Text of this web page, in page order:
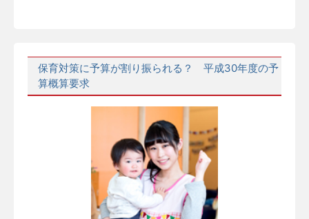
保育対策に予算が割り振られる？ 平成30年度の予
算概算要求